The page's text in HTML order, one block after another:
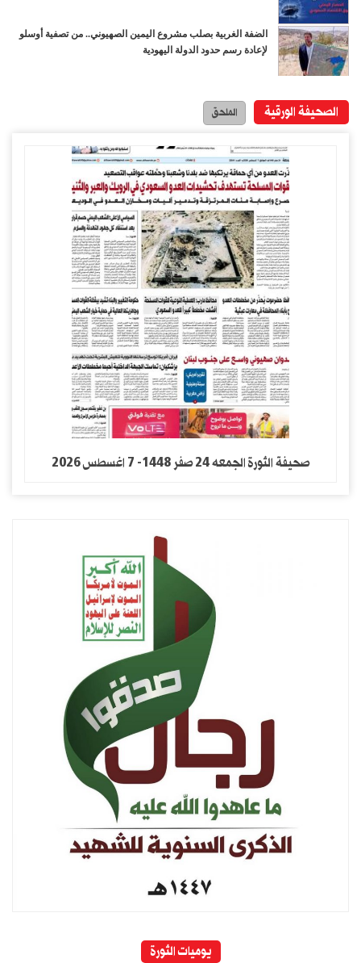
الضفة الغربية بصلب مشروع اليمين الصهيوني.. من تصفية أوسلو
لإعادة رسم حدود الدولة اليهودية
النبوي الشريف
أشغال محافظة صنعاء.. إنجازات نوعية تعزز التنمية وترتقي بالبنية
التحتية
التصعيد العسكري بين روسيا وأوكرانيا.. هل يجرّ الغرب إلى
مواجهة مباشرة؟
الصحيفة الورقية الملحق
صحيفة الثورة الجمعه 24 صفر 1448- 7 اغسطس 2026
يوميات الثورة